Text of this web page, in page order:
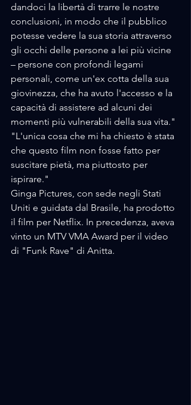
dandoci la libertà di trarre le nostre
conclusioni, in modo che il pubblico
potesse vedere la sua storia attraverso
gli occhi delle persone a lei più vicine
– persone con profondi legami
personali, come un'ex cotta della sua
giovinezza, che ha avuto l'accesso e la
capacità di assistere ad alcuni dei
momenti più vulnerabili della sua vita."
"L'unica cosa che mi ha chiesto è stata
che questo film non fosse fatto per
suscitare pietà, ma piuttosto per
ispirare."
Ginga Pictures, con sede negli Stati
Uniti e guidata dal Brasile, ha prodotto
il film per Netflix. In precedenza, aveva
vinto un MTV VMA Award per il video
di "Funk Rave" di Anitta.